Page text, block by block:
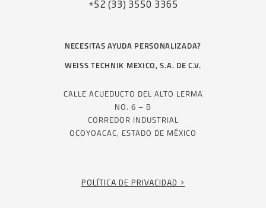
+52 (33) 3550 3365
NECESITAS AYUDA PERSONALIZADA?
WEISS TECHNIK MEXICO, S.A. DE C.V.
CALLE ACUEDUCTO DEL ALTO LERMA
NO. 6 – B
CORREDOR INDUSTRIAL
OCOYOACAC, ESTADO DE MÉXICO
POLÍTICA DE PRIVACIDAD >